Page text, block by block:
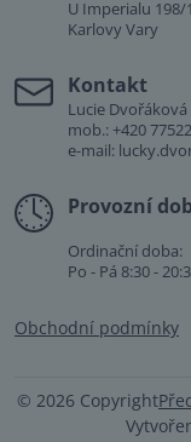
U Imperialu 198/1
Karlovy Vary
Kontakt
Lucie Dvořáková
mob.: +420
e-mail:
Provozní
Ordinační doba:
Po - Pá 8:30 -
Obchodní podmínky
© 2026 Copyright